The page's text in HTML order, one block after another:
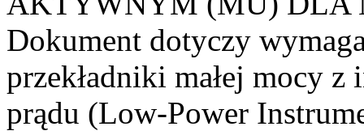
Dokument dotyczy
przekładniki małej mocy
prądu (Low-Power